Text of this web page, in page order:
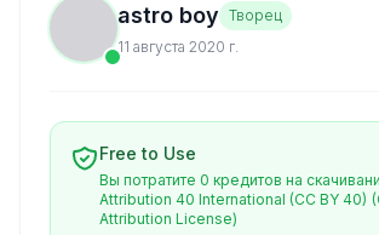
astro boy Творец
11 августа 2020 г.
Free to Use
Вы потратите 0 кредитов на
Attribution 40 International (CC BY 40)
Attribution License)